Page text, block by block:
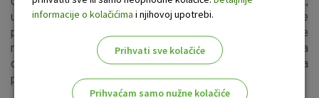
uprava OTP-a – budući da se ne očekuju značajnije
promjene u operativnom okruženju, dok geopolitičke
neizvjesnosti i dalje traju – izmijenila je svoja prethodna
očekivanja za financijske rezultate Grupe u 2025. u dva
područja:
informacije o kolačićima i njihovoj upotrebi.
Prihvati sve kolačiće
Prihvaćam samo nužne kolačiće